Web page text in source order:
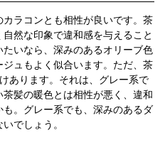
ラコンとも相性が良いです。茶
然な印象で違和感を与えること
いなら、深みのあるオリーブ色
ュもよく似合います。ただ、茶
あります。それは、グレー系で
髪の暖色とは相性が悪く、違和
。グレー系でも、深みのあるダ
でしょう。